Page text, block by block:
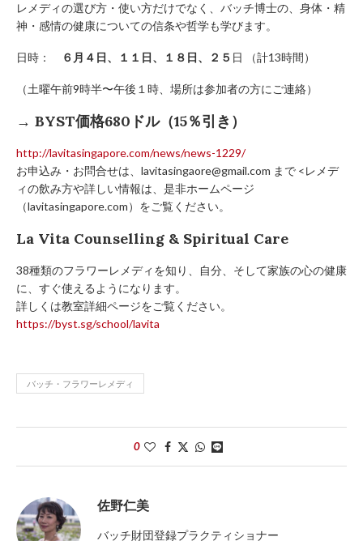
レメディの選び方・使い方だけでなく、バッチ博士の、身体・精
神・感情の健康についての信条や哲学も学びます。
日時： ６月４日、１１日、１８日、２５ 日 （計13時間）
（土曜午前9時半〜午後１時、場所は参加者の方にご連絡）
→ BYST価格680ドル（15％引き）
http://lavitasingapore.com/news/news-1229/
お申込み・お問合せは、lavitasingaore@gmail.com まで <レメデ
ィの飲み方や詳しい情報は、是非ホームページ
（lavitasingapore.com）をご覧ください。
La Vita Counselling & Spiritual Care
38種類のフラワーレメディを知り、自分、そして家族の心の健康
に、すぐ使えるようになります。
詳しくは教室詳細ページをご覧ください。
https://byst.sg/school/lavita
バッチ・フラワーレメディ
0
佐野仁美
バッチ財団登録プラクティショナー